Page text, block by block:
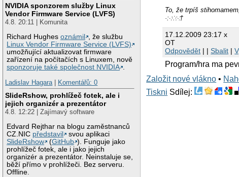
NVIDIA sponzorem služby Linux
Vendor Firmware Service (LVFS)
4.8. 20:11 | Komunita
Richard Hughesoznámil
, že službu
Linux Vendor Firmware Service (LVFS)
umožňující aktualizovat firmware
zařízení na počítačích s Linuxem, nově
sponzoruje také společnost NVIDIA .
Ladislav Hagara | Komentářů: 0
SlideRshow, prohlížeč fotek, ale i
jejich organizér a prezentátor
4.8. 12:22 | Zajímavý software
Edvard Rejthar na blogu zaměstnanců
CZ.NIC představil
svou aplikaci
SlideRshow
(GitHub ). Funguje jako
prohlížeč fotek, ale i jako jejich
organizér a prezentátor. Neinstaluje se,
běží přímo v prohlížeči. Bez serveru.
Offline.
To, že trpíš
·:⁖⁘⁙†
17.12.2009 23:17 x
OT
Odpovědět | |Sbalit |
Program/hra ma
Založit nové vlákno •
Tiskni Sdílej: